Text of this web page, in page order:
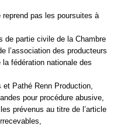
pas les poursuites à
de partie civile de la Chambre
l’association des producteurs
fédération nationale des
Pathé Renn Production,
pour procédure abusive,
prévenus au titre de l’article